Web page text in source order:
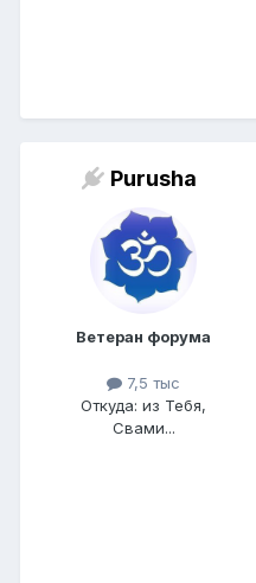
Purusha
Ветеран форума
7,5 тыс
Откуда: из Тебя,
Свами...